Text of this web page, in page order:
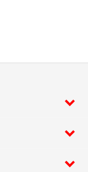


